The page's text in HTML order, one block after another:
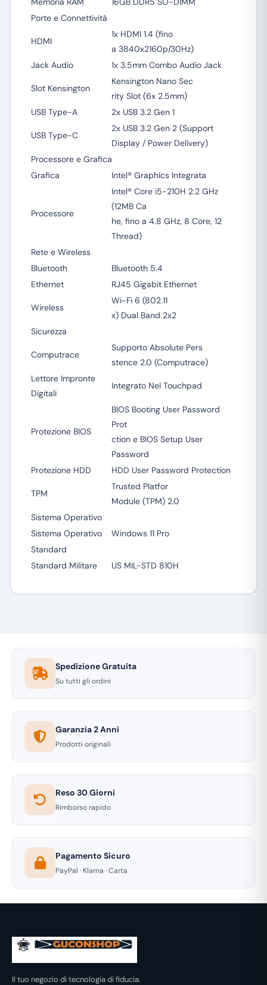
Porte e Connettività
HDMI
1x HDMI 1.4 (fino
a 3840x2160p/30Hz)
Jack Audio
1x 3.5mm Combo Audio Jack
Slot Kensington
Kensington Nano Sec
rity Slot (6x 2.5mm)
USB Type-A
2x USB 3.2 Gen 1
USB Type-C
2x USB 3.2 Gen 2 (Support
Display / Power Delivery)
Processore e Grafica
Grafica
Intel® Graphics Integrata
Processore
Intel® Core i5-210H 2.2 GHz
(12MB Ca
he, fino a 4.8 GHz, 8 Core, 12
Thread)
Rete e Wireless
Bluetooth
Bluetooth 5.4
Ethernet
RJ45 Gigabit Ethernet
Wireless
Wi-Fi 6 (802.11
x) Dual Band 2x2
Sicurezza
Computrace
Supporto Absolute Pers
stence 2.0 (Computrace)
Lettore Impronte
Digitali
Integrato Nel Touchpad
Protezione BIOS
BIOS Booting User Password
Prot
ction e BIOS Setup User
Password
Protezione HDD
HDD User Password Protection
TPM
Trusted Platfor
Module (TPM) 2.0
Sistema Operativo
Sistema Operativo
Windows 11 Pro
Standard
Standard Militare
US MIL-STD 810H
Spedizione Gratuita
Su tutti gli ordini
Garanzia 2 Anni
Prodotti originali
Reso 30 Giorni
Rimborso rapido
Pagamento Sicuro
PayPal · Klarna · Carta
Il tuo negozio di tecnologia di fiducia.